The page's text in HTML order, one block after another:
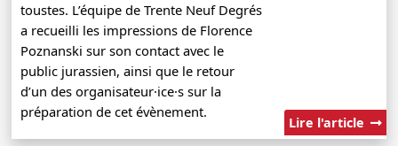
toustes. L’équipe de Trente Neuf Degrés
a recueilli les impressions de Florence
Poznanski sur son contact avec le
public jurassien, ainsi que le retour
d’un des organisateur·ice·s sur la
préparation de cet évènement.
Lire l'article